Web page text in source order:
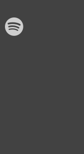
LinkedIn